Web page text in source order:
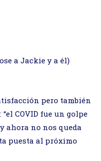
a Jackie y a él)
pero también
COVID fue un golpe
ahora no nos queda
puesta al próximo